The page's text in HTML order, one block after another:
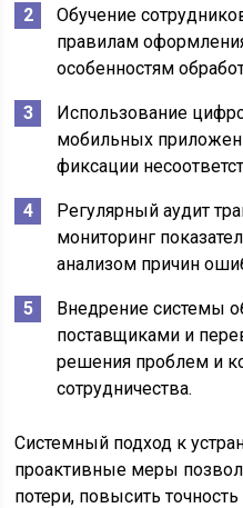
Обучение
правилам
особенностям
Использование
мобильных
фиксации
Регулярный аудит
мониторинг
анализом причин
Внедрение системы
поставщиками и
решения проблем и
сотрудничества.
Системный подход к
проактивные меры
потери, повысить